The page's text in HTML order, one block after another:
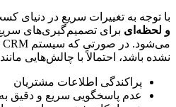
با توجه به تغییرات سریع در دنیای
و لحظه‌ای برای تصمیم‌گیری‌های
نشده باشد، احتمالاً با چالش‌هایی
پراکندگی اطلاعات مشتریان
عدم پاسخگویی سریع و دقیق